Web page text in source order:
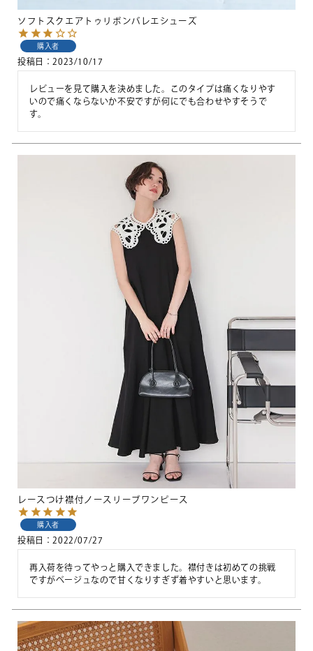
ソフトスクエアトゥリボンバレエシューズ
購入者
投稿日 2023/10/17
レビューを見て購入を決めました。このタイプは痛くなりやす
いので痛くならないか不安ですが何にでも合わせやすそうで
す。
レースつけ襟付ノースリーブワンピース
購入者
投稿日 2022/07/27
再入荷を待ってやっと購入できました。襟付きは初めての挑戦
ですがベージュなので甘くなりすぎず着やすいと思います。